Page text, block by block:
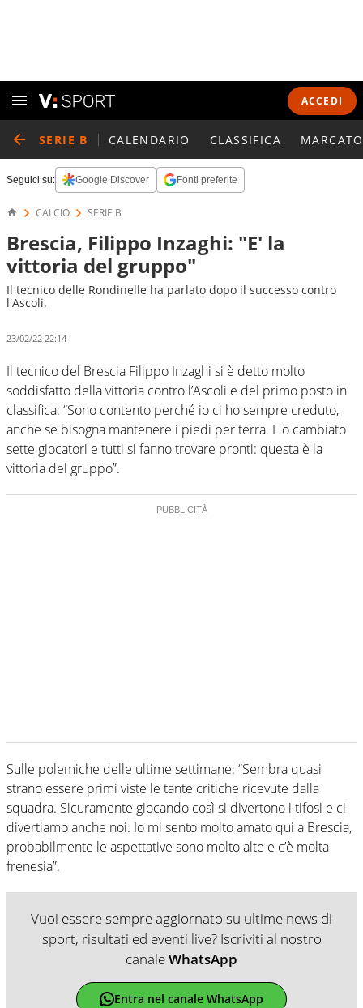
ACCEDI
SERIE B CALENDARIO CLASSIFICA
Seguici su: Google Discover Fonti preferite
CALCIO SERIE B
Brescia, Filippo Inzaghi: "E' la
vittoria del gruppo"
Il tecnico delle Rondinelle ha parlato dopo il successo contro
l'Ascoli.
23/02/22 22:14
Il tecnico del Brescia Filippo Inzaghi si è detto molto
soddisfatto della vittoria contro l’Ascoli e del primo posto in
classifica: “Sono contento perché io ci ho sempre creduto,
anche se bisogna mantenere i piedi per terra. Ho cambiato
sette giocatori e tutti si fanno trovare pronti: questa è la
vittoria del gruppo”.
Sulle polemiche delle ultime settimane: “Sembra quasi
strano essere primi viste le tante critiche ricevute dalla
squadra. Sicuramente giocando così si divertono i tifosi e ci
divertiamo anche noi. Io mi sento molto amato qui a Brescia,
probabilmente le aspettative sono molto alte e c’è molta
frenesia”.
Vuoi essere sempre aggiornato su ultime news di
sport, risultati ed eventi live? Iscriviti al nostro
canaleWhatsApp
Entra nel canale WhatsApp